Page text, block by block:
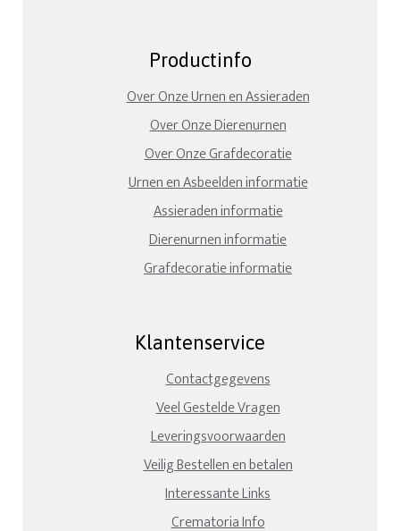
Productinfo
Over Onze Urnen en Assieraden
Over Onze Dierenurnen
Over Onze Grafdecoratie
Urnen en Asbeelden informatie
Assieraden informatie
Dierenurnen informatie
Grafdecoratie informatie
Klantenservice
Contactgegevens
Veel Gestelde Vragen
Leveringsvoorwaarden
Veilig Bestellen en betalen
Interessante Links
Crematoria Info